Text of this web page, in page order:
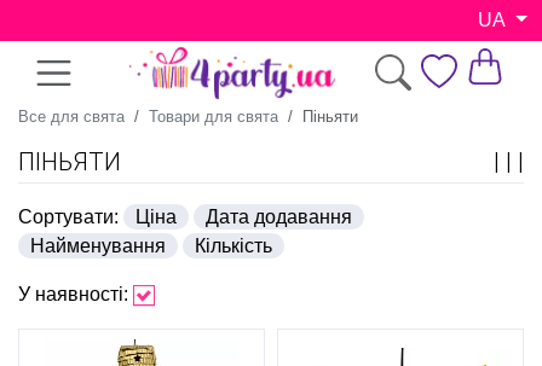
UA
Все для свята Товари для свята Піньяти
ПІНЬЯТИ
Сортувати: Ціна
Дата додавання
Найменування
Кількість
У наявності: